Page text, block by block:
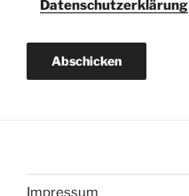
Datenschutzerklärung
Impressum